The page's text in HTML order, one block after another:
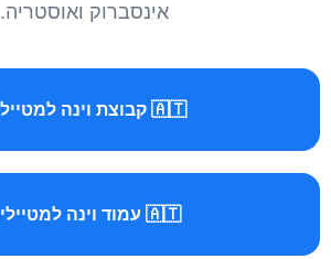
אינסברוק ואוסטריה.
🇦🇹 קבוצת וינה למטיילים
🇦🇹 עמוד וינה למטיילים